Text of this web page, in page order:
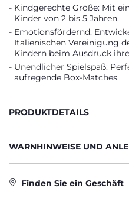
Kindgerechte Größe: Mit
Kinder von 2 bis 5 Jahren.
Emotionsfördernd:
Italienischen Vereinigung
Kindern beim Ausdruck
Unendlicher Spielspaß:
aufregende Box-Matches.
PRODUKTDETAILS
WARNHINWEISE UND
Finden Sie ein Geschäft